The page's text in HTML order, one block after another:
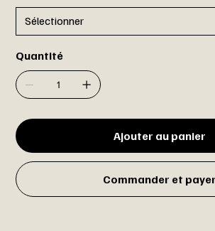
Quantité
Ajouter au panier
Commander et payer